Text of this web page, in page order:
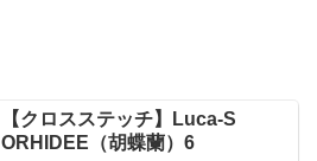
【クロスステッチ】Luca-S
ORHIDEE（胡蝶蘭）6